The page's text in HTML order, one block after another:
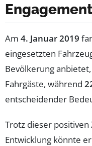
Am 4. Januar 2019
eingesetzten
Bevölkerung
Fahrgäste, während
entscheidender
Trotz dieser
Entwicklung könnte